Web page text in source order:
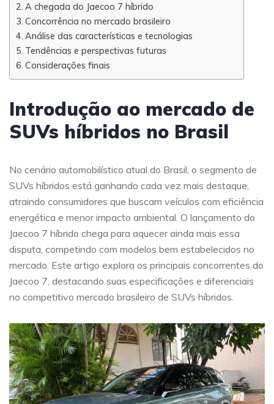
A chegada do Jaecoo 7 híbrido
Concorrência no mercado brasileiro
Análise das características e tecnologias
Tendências e perspectivas futuras
Considerações finais
Introdução ao mercado de
SUVs híbridos no Brasil
No cenário automobilístico atual do Brasil, o segmento de
SUVs híbridos está ganhando cada vez mais destaque,
atraindo consumidores que buscam veículos com eficiência
energética e menor impacto ambiental. O lançamento do
Jaecoo 7 híbrido chega para aquecer ainda mais essa
disputa, competindo com modelos bem estabelecidos no
mercado. Este artigo explora os principais concorrentes do
Jaecoo 7, destacando suas especificações e diferenciais
no competitivo mercado brasileiro de SUVs híbridos.